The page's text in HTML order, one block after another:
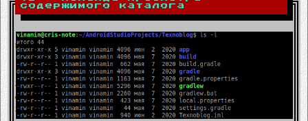
содержимого каталога